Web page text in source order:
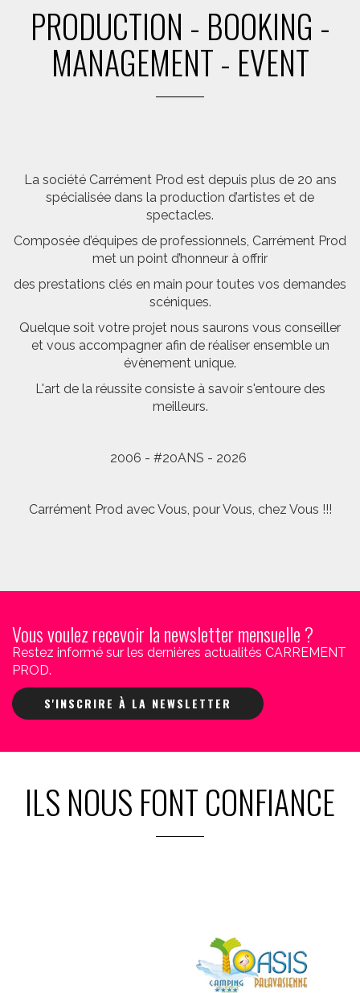
PRODUCTION - BOOKING -
MANAGEMENT - EVENT
La société Carrément Prod est depuis plus de 20 ans
spécialisée dans la production d’artistes et de
spectacles.
Composée d’équipes de professionnels, Carrément Prod
met un point d’honneur à offrir
des prestations clés en main pour toutes vos demandes
scéniques.
Quelque soit votre projet nous saurons vous conseiller
et vous accompagner afin de réaliser ensemble un
évènement unique.
L'art de la réussite consiste à savoir s'entoure des
meilleurs.
2006 - #20ANS - 2026
Carrément Prod avec Vous, pour Vous, chez Vous !!!
Vous voulez recevoir la newsletter mensuelle ?
Restez informé sur les dernières actualités CARREMENT
PROD.
S'INSCRIRE À LA NEWSLETTER
ILS NOUS FONT CONFIANCE